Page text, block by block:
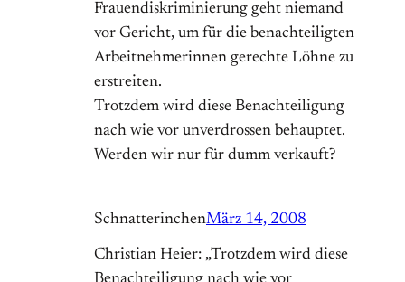
Frauendiskriminierung geht niemand
vor Gericht, um für die benachteiligten
Arbeitnehmerinnen gerechte Löhne zu
erstreiten.
Trotzdem wird diese Benachteiligung
nach wie vor unverdrossen behauptet.
Werden wir nur für dumm verkauft?
SchnatterinchenMärz 14, 2008
Christian Heier: „Trotzdem wird diese